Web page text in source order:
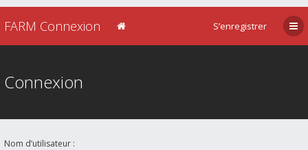
FARM Connexion S’enregistrer
Connexion
Nom d’utilisateur :